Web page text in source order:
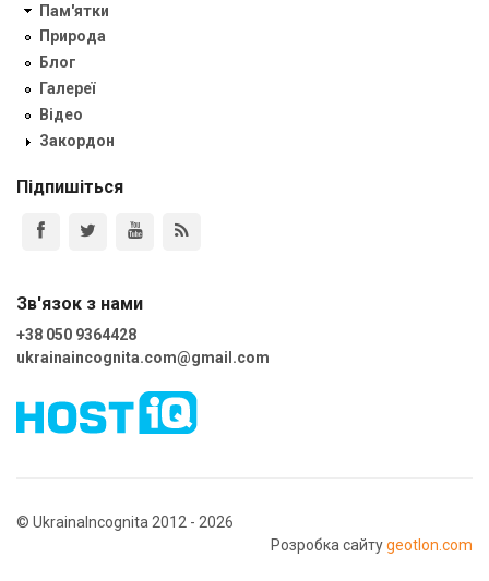
Пам'ятки
Природа
Блог
Галереї
Відео
Закордон
Підпишіться
Зв'язок з нами
+38 050 9364428
ukrainaincognita.com@gmail.com
© UkrainaIncognita 2012 - 2026
Розробка сайтуgeotlon.com